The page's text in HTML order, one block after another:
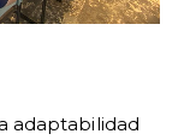
adaptabilidad